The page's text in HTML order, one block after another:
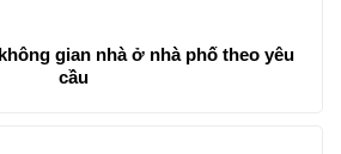
gian nhà ở nhà phố theo yêu
cầu